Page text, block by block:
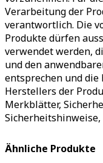
Verarbeitung der
verantwortlich. Die
Produkte dürfen
verwendet werden,
und den
entsprechen und die
Herstellers der
Merkblätter,
Ähnliche Produkte